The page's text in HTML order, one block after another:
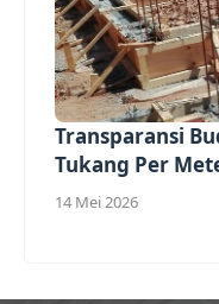
Transparansi
Tukang Per
14 Mei 2026